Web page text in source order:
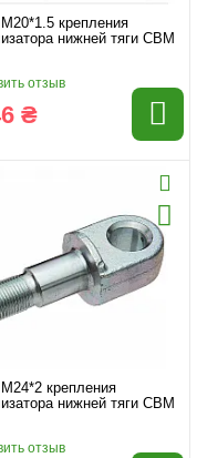
крепления
нижней тяги CBM
отзыв
₴
M24*2 крепления
нижней тяги CBM
отзыв